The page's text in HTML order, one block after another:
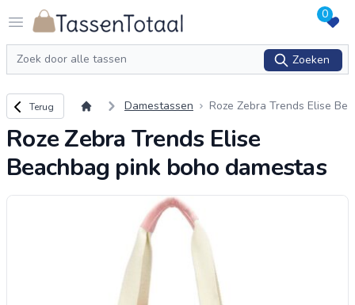
Open menu
Logo Tassentotaal.nl 0
Zoeken
Zoeken
Terug naar overzicht
Terug Damestassen
Roze Zebra Trends Elise Be
s
Roze Zebra Trends Elise
Beachbag pink boho damestas